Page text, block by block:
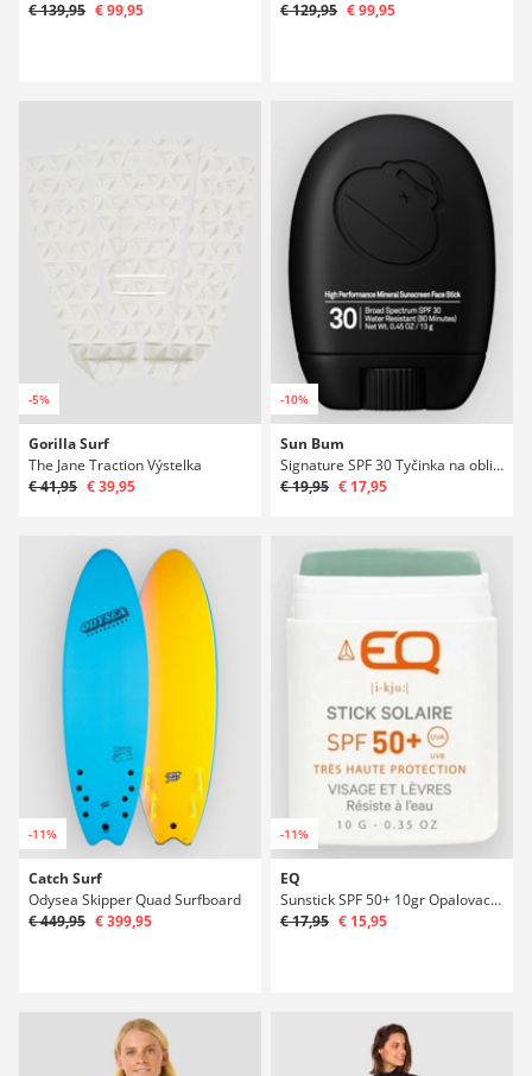
€ 139,95 € 99,95
€ 129,95 € 99,95
-5%
Gorilla Surf
The Jane Traction Výstelka
€ 41,95 € 39,95
-10%
Sun Bum
Signature SPF 30 Tyčinka na obličej
€ 19,95 € 17,95
-11%
Catch Surf
Odysea Skipper Quad Surfboard
€ 449,95 € 399,95
-11%
EQ
Sunstick SPF 50+ 10gr Opalovací krém
€ 17,95 € 15,95